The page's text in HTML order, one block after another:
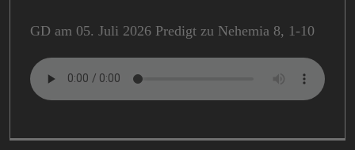
GD am 05. Juli 2026 Predigt zu Nehemia 8, 1-10